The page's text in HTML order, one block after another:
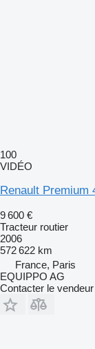
100
VIDÉO
Renault Premium
9 600 €
Tracteur routier
2006
572 622 km
France, Paris
EQUIPPO AG
Contacter le vendeur